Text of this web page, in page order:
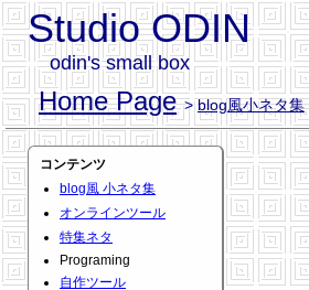
Studio ODIN
odin's small box
Home Page >blog風小ネタ集
コンテンツ
blog風 小ネタ集
オンラインツール
特集ネタ
Programing
自作ツール